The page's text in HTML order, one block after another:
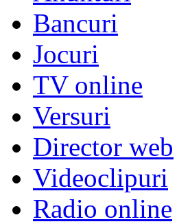
Bancuri
Jocuri
TV online
Versuri
Director web
Videoclipuri
Radio online